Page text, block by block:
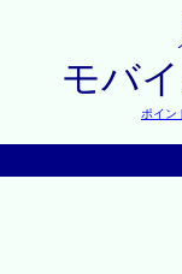
モバ
ポイン